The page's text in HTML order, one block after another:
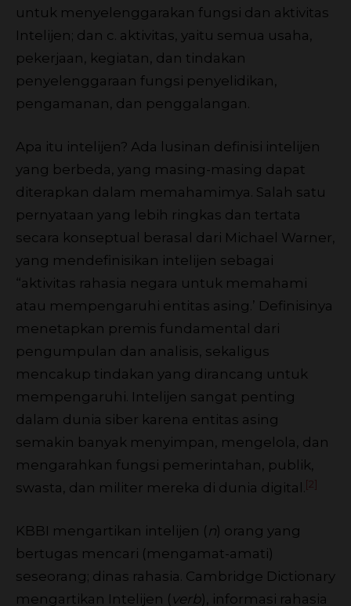
untuk menyelenggarakan fungsi dan aktivitas
Intelijen; dan c. aktivitas, yaitu semua usaha,
pekerjaan, kegiatan, dan tindakan
penyelenggaraan fungsi penyelidikan,
pengamanan, dan penggalangan.
Apa itu intelijen? Ada lusinan definisi intelijen
yang berbeda, yang masing-masing dapat
diterapkan dalam memahamimya. Salah satu
pernyataan yang lebih ringkas dan tertata
secara konseptual berasal dari Michael Warner,
yang mendefinisikan intelijen sebagai
“aktivitas rahasia negara untuk memahami
atau mempengaruhi entitas asing.’ Definisinya
menetapkan premis fundamental dari
pengumpulan dan analisis, sekaligus
mencakup tindakan yang dirancang untuk
mempengaruhi. Intelijen sangat penting
dalam dunia siber karena entitas asing
semakin banyak menyimpan, mengelola, dan
mengarahkan fungsi pemerintahan, publik,
swasta, dan militer mereka di dunia digital. [2]
KBBI mengartikan intelijen ( n) orang yang
bertugas mencari (mengamat-amati)
seseorang; dinas rahasia. Cambridge Dictionary
mengartikan Intelijen ( verb), informasi rahasia